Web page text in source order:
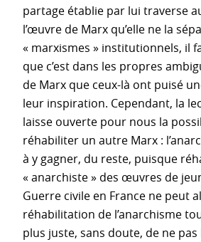
partage établie par lui traverse
l’œuvre de Marx qu’elle ne la
« marxismes » institutionnels, il
que c’est dans les propres
de Marx que ceux-là ont puisé
leur inspiration. Cependant, la
laisse ouverte pour nous la
réhabiliter un autre Marx :
à y gagner, du reste, puisque
« anarchiste » des œuvres de
Guerre civile en France ne peut
réhabilitation de l’anarchisme
plus juste, sans doute, de ne